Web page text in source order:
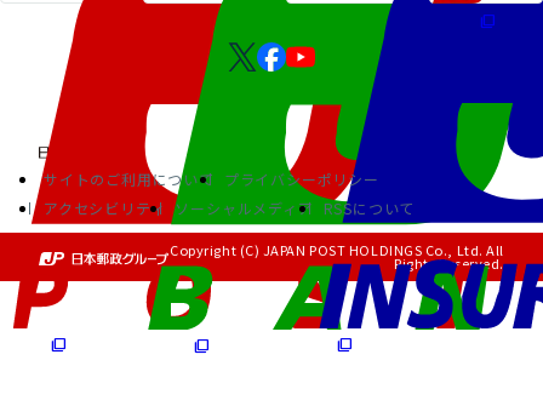
サイトのご利用について
プライバシーポリシー
アクセシビリティ
ソーシャルメディア RSSについて
Copyright (C) JAPAN POST HOLDINGS Co., Ltd. All
Rights Reserved.